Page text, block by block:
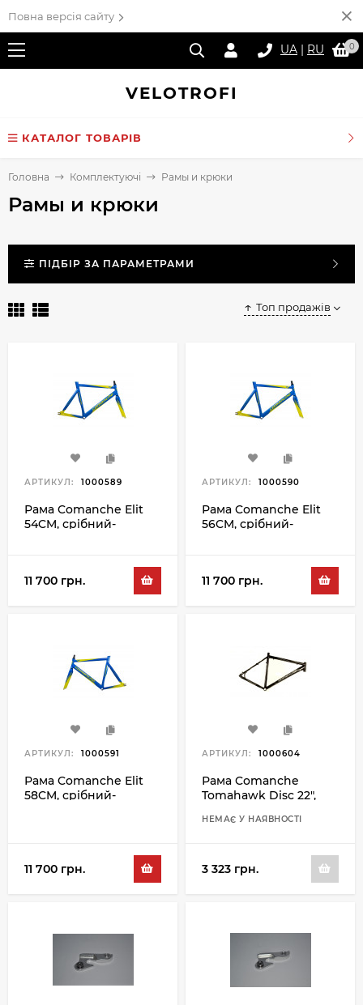
Повна версія сайту
UA | RU 0
VELOTROFI
КАТАЛОГ ТОВАРІВ
Головна Комплектуючі Рамы и крюки
Рамы и крюки
ПІДБІР ЗА ПАРАМЕТРАМИ
Топ продажів
АРТИКУЛ: 1000589
Рама Comanche Elit
54CM, срібний-
11 700 грн.
АРТИКУЛ: 1000590
Рама Comanche Elit
56CM, срібний-
11 700 грн.
АРТИКУЛ: 1000591
Рама Comanche Elit
58CM, срібний-
11 700 грн.
АРТИКУЛ: 1000604
Рама Comanche
Tomahawk Disc 22",
НЕМАЄ У НАЯВНОСТІ
3 323 грн.